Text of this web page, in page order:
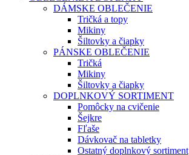
DÁMSKE OBLEČENIE
Tričká a topy
Mikiny
Šiltovky a čiapky
PÁNSKE OBLEČENIE
Tričká
Mikiny
Šiltovky a čiapky
DOPLNKOVÝ SORTIMENT
Pomôcky na cvičenie
Šejkre
Fľaše
Dávkovač na tabletky
Ostatný doplnkový sortiment